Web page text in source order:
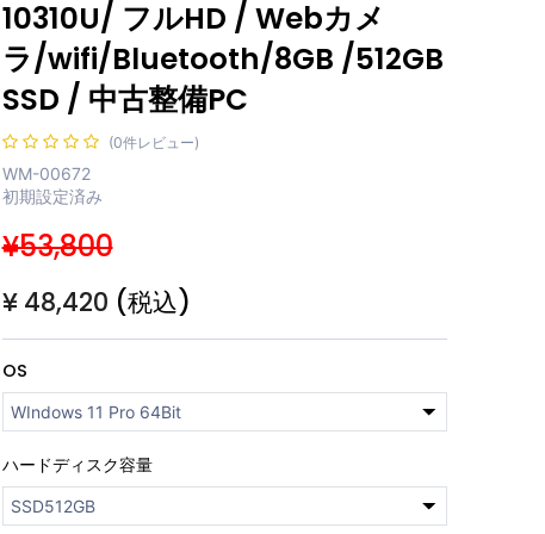
10310U/ フルHD / Webカメ
ラ/wifi/Bluetooth/8GB /512GB
SSD / 中古整備PC
(0件レビュー)
WM-00672
初期設定済み
¥53,800
¥ 48,420 (税込)
OS
ハードディスク容量